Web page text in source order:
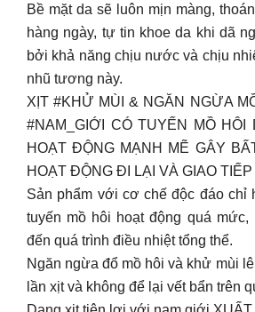
Bề mặt da sẽ luôn mịn màng,
hàng ngày, tự tin khoe da khi dã
bởi khả năng chịu nước và chịu
nhũ tương này.
XỊT #KHỬ MÙI & NGĂN NGỪA
#NAM_GIỚI CÓ TUYẾN MỒ HÔI
HOẠT ĐỘNG MẠNH MẼ GÂY
HOẠT ĐỘNG ĐI LẠI VÀ GIAO
Sản phẩm với cơ chế độc đáo chỉ
tuyến mồ hôi hoạt động quá
đến quá trình điều nhiệt tổng thể.
Ngăn ngừa đổ mồ hôi và khử mùi
lần xịt và không để lại vết bẩn trên